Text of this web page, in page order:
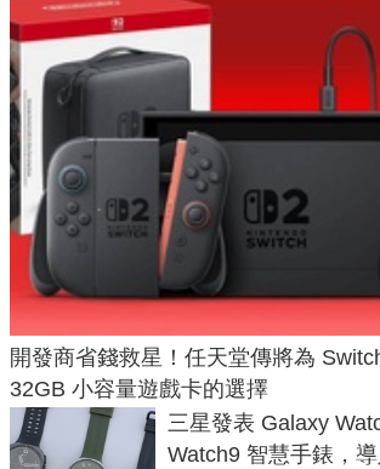
開發商省錢救星！任天堂傳將為
32GB 小容量遊戲卡的選擇
三星發表 Galaxy
Watch9 智慧手錶，